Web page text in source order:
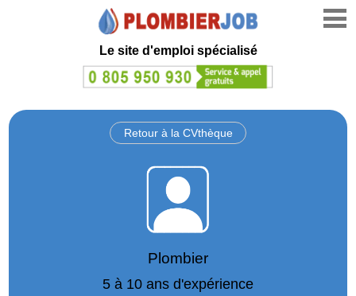
Le site d'emploi spécialisé
Retour à la CVthèque
Plombier
5 à 10 ans d'expérience